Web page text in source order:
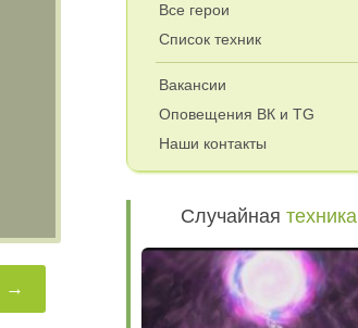
Все герои
Список техник
Вакансии
Оповещения ВК и TG
Наши контакты
Случайнаятехника